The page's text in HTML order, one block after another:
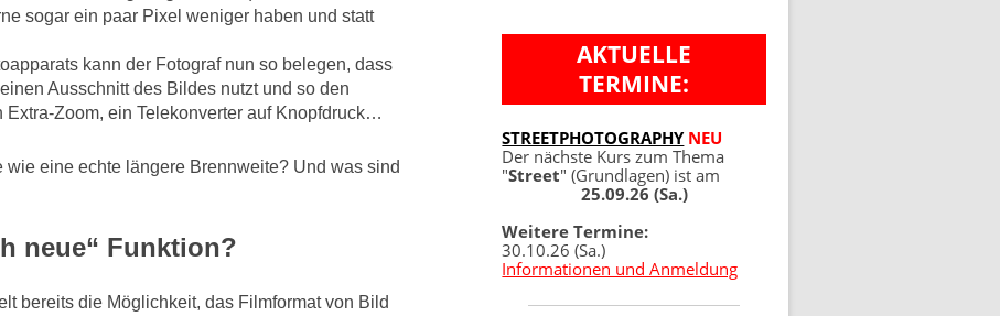
DATENSCHUTZERKLÄRUNG
sogar ein paar Pixel weniger haben und statt
kann der Fotograf nun so belegen, dass
Ausschnitt des Bildes nutzt und so den
Zoom, ein Telekonverter auf Knopfdruck…
eine echte längere Brennweite? Und was sind
neue“ Funktion?
bereits die Möglichkeit, das Filmformat von Bild
AKTUELLE
TERMINE:
STREETPHOTOGRAPHY NEU
Der nächste Kurs zum Thema
"Street" (Grundlagen) ist am
25.09.26 (Sa.)
Weitere Termine:
30.10.26 (Sa.)
Informationen und Anmeldung